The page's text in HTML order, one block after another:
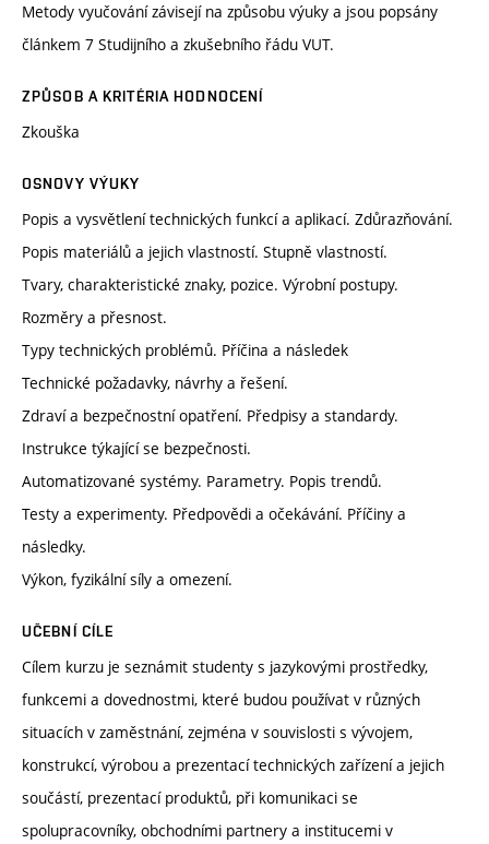
Metody vyučování závisejí na způsobu výuky a jsou popsány
článkem 7 Studijního a zkušebního řádu VUT.
ZPŮSOB A KRITÉRIA HODNOCENÍ
Zkouška
OSNOVY VÝUKY
Popis a vysvětlení technických funkcí a aplikací. Zdůrazňování.
Popis materiálů a jejich vlastností. Stupně vlastností.
Tvary, charakteristické znaky, pozice. Výrobní postupy.
Rozměry a přesnost.
Typy technických problémů. Příčina a následek
Technické požadavky, návrhy a řešení.
Zdraví a bezpečnostní opatření. Předpisy a standardy.
Instrukce týkající se bezpečnosti.
Automatizované systémy. Parametry. Popis trendů.
Testy a experimenty. Předpovědi a očekávání. Příčiny a
následky.
Výkon, fyzikální síly a omezení.
UČEBNÍ CÍLE
Cílem kurzu je seznámit studenty s jazykovými prostředky,
funkcemi a dovednostmi, které budou používat v různých
situacích v zaměstnání, zejména v souvislosti s vývojem,
konstrukcí, výrobou a prezentací technických zařízení a jejich
součástí, prezentací produktů, při komunikaci se
spolupracovníky, obchodními partnery a institucemi v